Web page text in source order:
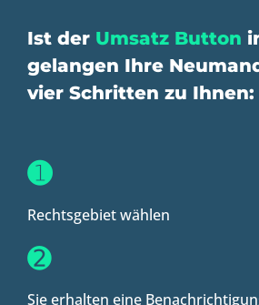
Ist der Umsatz Button
gelangen Ihre
vier Schritten zu Ihnen:
➊
Rechtsgebiet wählen
➋
Sie erhalten eine